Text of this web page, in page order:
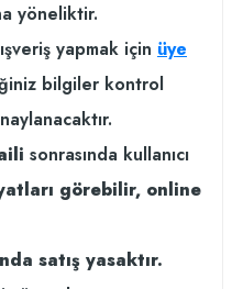
yöneliktir.
yapmak için üye
bilgiler kontrol
sonrasında kullanıcı
görebilir, online
satış yasaktır.